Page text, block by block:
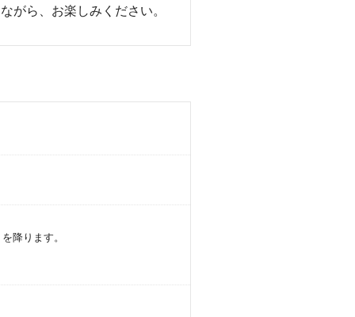
がら、お楽しみください。
降ります。